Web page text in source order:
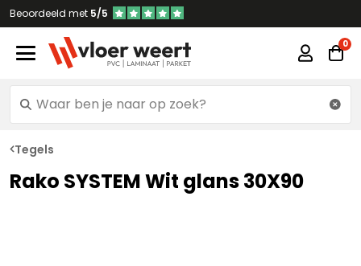
Beoordeeld met 5/5
Tegels
Rako SYSTEM Wit glans 30X90